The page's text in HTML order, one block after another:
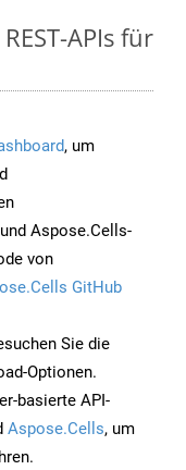
APIs für
, um
Aspose.Cells-
von
GitHub
Sie die
Optionen.
basierte API-
Aspose.Cells, um